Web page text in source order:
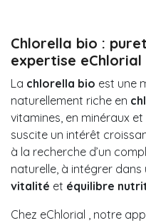
Chlorella bio :
expertise eChlorial
La chlorella bio est une
naturellement riche en
vitamines, en minéraux
suscite un intérêt
à la recherche d’un
naturelle, à intégrer
vitalité et équilibre
Chez eChlorial
, notre